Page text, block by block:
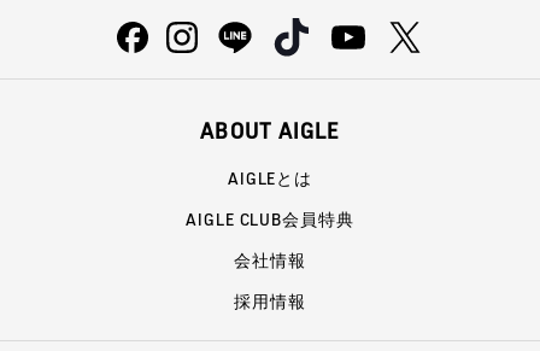
ABOUT AIGLE
AIGLEとは
AIGLE CLUB会員特典
会社情報
採用情報